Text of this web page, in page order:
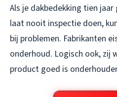
Als je dakbedekking tien
laat nooit inspectie doen,
bij problemen. Fabrikanten
onderhoud. Logisch ook, zij
product goed is